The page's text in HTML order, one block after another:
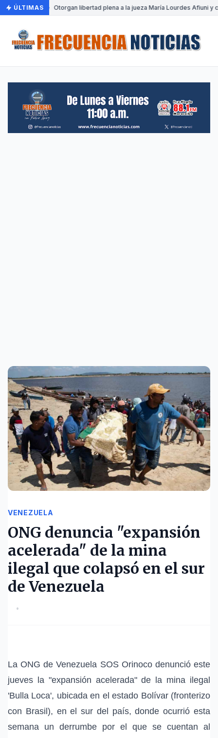
ÚLTIMAS Otorgan libertad plena a la jueza María Lourdes Afiuni
VENEZUELA
ONG denuncia "expansión
acelerada" de la mina
ilegal que colapsó en el sur
de Venezuela
•
La ONG de Venezuela SOS Orinoco denunció este
jueves la "expansión acelerada" de la mina ilegal
'Bulla Loca', ubicada en el estado Bolívar (fronterizo
con Brasil), en el sur del país, donde ocurrió esta
semana un derrumbe por el que se cuentan al